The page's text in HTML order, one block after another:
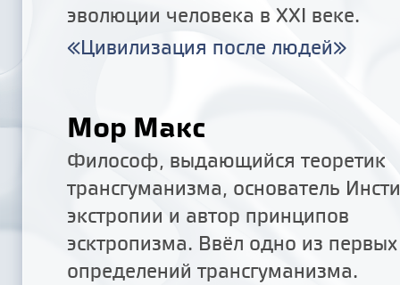
эволюции человека в XXI веке.
«Цивилизация после людей»
Мор Макс
Философ, выдающийся теоретик
трансгуманизма, основатель
экстропии и автор принципов
эсктропизма. Ввёл одно из первых
определений трансгуманизма.